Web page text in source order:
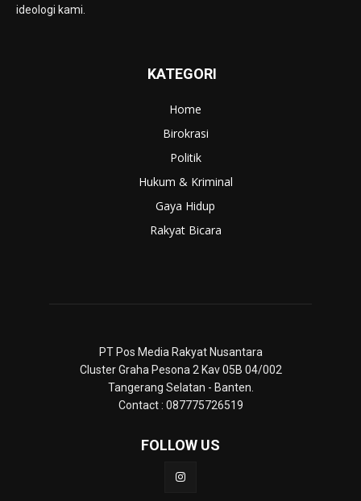
ideologi kami.
KATEGORI
Home
Birokrasi
Politik
Hukum & Kriminal
Gaya Hidup
Rakyat Bicara
PT Pos Media Rakyat Nusantara
Cluster Graha Pesona 2 Kav 05B 04/002
Tangerang Selatan - Banten.
Contact : 087775726519
FOLLOW US